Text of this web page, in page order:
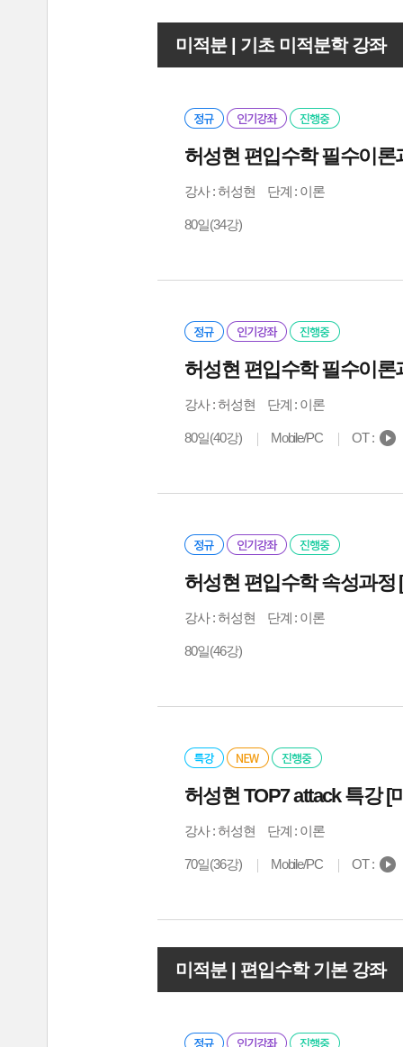
미적분 | 기초 미적분학 강좌
허성현 편입수학 필수이론
강사 :허성현 단계 : 이론
80일(34강)
허성현 편입수학 필수이론
강사 :허성현 단계 : 이론
80일(40강) Mobile/PC OT :
허성현 편입수학 속성과정
강사 :허성현 단계 : 이론
80일(46강)
허성현 TOP7 attack 특강 [
강사 :허성현 단계 : 이론
70일(36강) Mobile/PC OT :
미적분 | 편입수학 기본 강좌